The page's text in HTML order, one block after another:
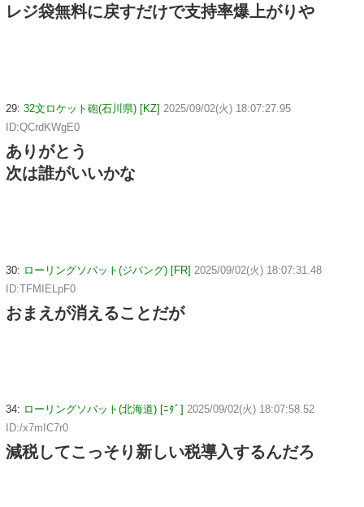
レジ袋無料に戻すだけで支持率爆上がりや
29: 32文ロケット砲(石川県) [KZ] 2025/09/02(火) 18:07:27.95
ID:QCrdKWgE0
ありがとう
次は誰がいいかな
30: ローリングソバット(ジパング) [FR] 2025/09/02(火) 18:07:31.48
ID:TFMIELpF0
おまえが消えることだが
34: ローリングソバット(北海道) [ﾆﾀﾞ] 2025/09/02(火) 18:07:58.52
ID:/x7mIC7r0
減税してこっそり新しい税導入するんだろ